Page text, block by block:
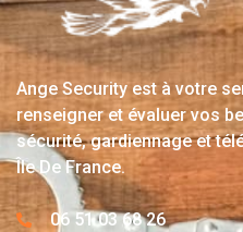
Ange Security est à votre
renseigner et évaluer vos
sécurité, gardiennage et
Île De France.
06 51 03 68 26